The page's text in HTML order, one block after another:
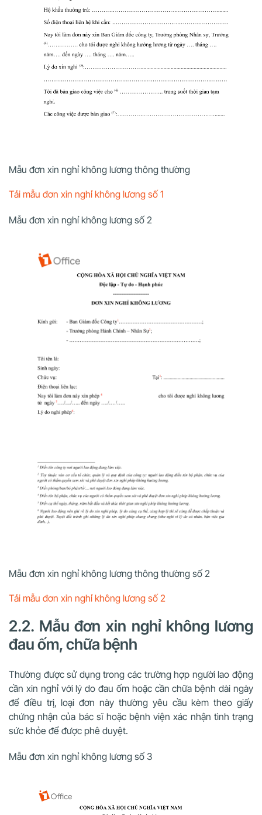
Mẫu đơn xin nghỉ không lương thông thường
Tải mẫu đơn xin nghỉ không lương số 1
Mẫu đơn xin nghỉ không lương số 2
Mẫu đơn xin nghỉ không lương thông thường số 2
Tải mẫu đơn xin nghỉ không lương số 2
2.2. Mẫu đơn xin nghỉ không lương
đau ốm, chữa bệnh
Thường được sử dụng trong các trường hợp người lao động
cần xin nghỉ với lý do đau ốm hoặc cần chữa bệnh dài ngày
để điều trị, loại đơn này thường yêu cầu kèm theo giấy
chứng nhận của bác sĩ hoặc bệnh viện xác nhận tình trạng
sức khỏe để được phê duyệt.
Mẫu đơn xin nghỉ không lương số 3